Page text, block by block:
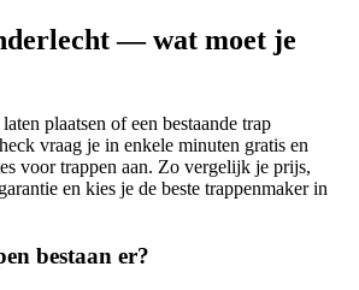
— wat moet je
plaatsen of een bestaande trap
vraag je in enkele minuten gratis en
voor trappen aan. Zo vergelijk je prijs,
en kies je de beste trappenmaker in
bestaan er?